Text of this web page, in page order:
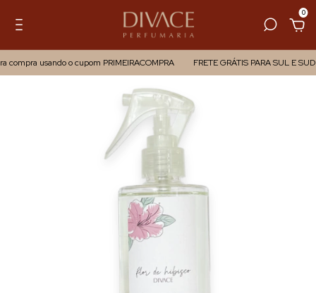
0
usando o cupom PRIMEIRACOMPRA FRETE GRÁTIS PARA SUL E